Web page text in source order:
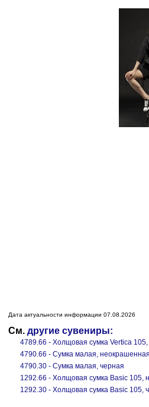
Дата актуальности информации 07.08.2026
См. другие сувениры:
4789.66 - Холщовая сумка Vertica
4790.66 - Сумка малая,
4790.30 - Сумка малая, черная
1292.66 - Холщовая сумка Basic 105,
1292.30 - Холщовая сумка Basic 105,